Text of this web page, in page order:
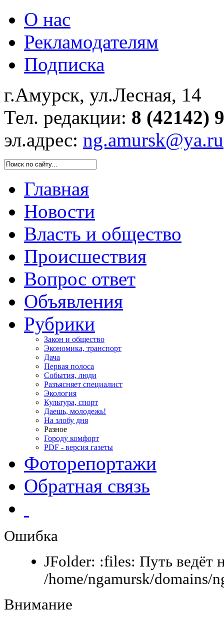
О нас
Рекламодателям
Подписка
г.Амурск, ул.Лесная, 14
Тел. редакции: 8 (42142)
эл.адрес: ng.amursk@ya.ru
Главная
Новости
Власть и общество
Происшествия
Вопрос ответ
Объявления
Рубрики
Закон и общество
Экономика, транспорт
Дача
Первая полоса
События, люди
Разъясняет специалист
Экология
Культура, спорт
Даешь, молодежь!
На злобу дня
Разное
Городу комфорт
PDF - версия газеты
Фоторепортажи
Обратная связь
Ошибка
JFolder: :files: Путь ведёт
/home/ngamursk/domains/
Внимание